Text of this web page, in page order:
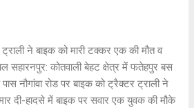
भाई-बहन के रिश्ते को शर्मसार करने की घटना
हैरान हैं। परिजनों के साथ-साथ स्थानीय लोगों
चचेरे भाई को कड़ी से कड़ी सजा देने की मांग
ने बाइक को मारी टक्कर एक की मौत व
सहारनपुर: कोतवाली बेहट क्षेत्र में फतेहपुर बस
नौगांवा रोड पर बाइक को ट्रैक्टर ट्राली ने
दी-हादसे में बाइक पर सवार एक युवक की मौके